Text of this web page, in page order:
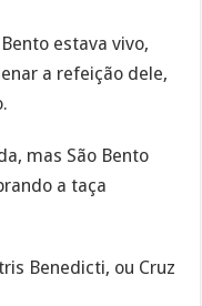
estava vivo,
a refeição dele,
mas São Bento
a taça
Benedicti, ou Cruz